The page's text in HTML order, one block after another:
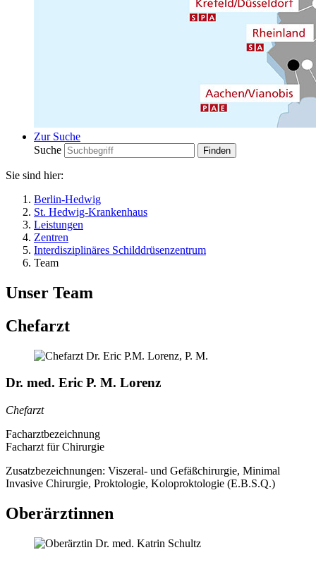
Zur Suche
Suche
Sie sind hier:
Berlin-Hedwig
St. Hedwig-Krankenhaus
Leistungen
Zentren
Interdisziplinäres Schilddrüsenzentrum
Team
Unser Team
Chefarzt
Dr. med. Eric P. M. Lorenz
Chefarzt
Facharztbezeichnung
Facharzt für Chirurgie
Zusatzbezeichnungen: Viszeral- und Gefäßchirurgie, Minimal
Invasive Chirurgie, Proktologie, Koloproktologie (E.B.S.Q.)
Oberärztinnen